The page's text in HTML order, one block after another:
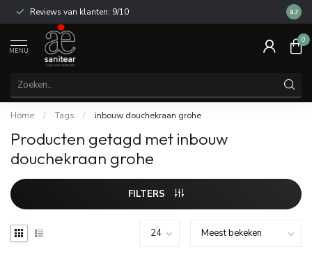
Reviews van klanten: 9/10 14
8.7
MENU
0
Home / Tags / inbouw douchekraan grohe
Producten getagd met inbouw
douchekraan grohe
FILTERS